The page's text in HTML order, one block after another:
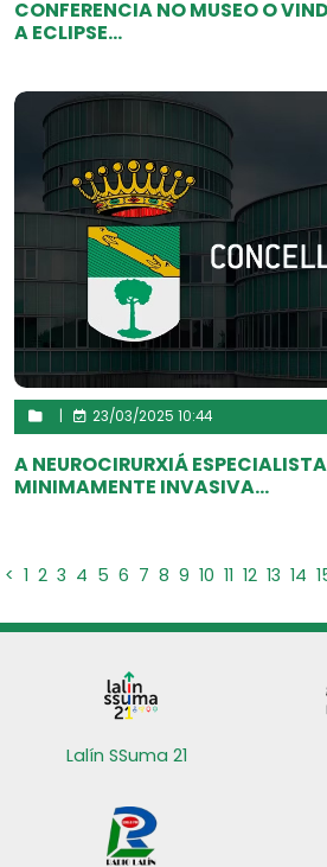
CONFERENCIA NO MUSEO O
A ECLIPSE...
23/03/2025 10:44
A NEUROCIRURXIÁ
MINIMAMENTE INVASIVA...
< 1 2 3 4 5 6 7 8 9 10 11 12 13 14
Lalín SSuma 21